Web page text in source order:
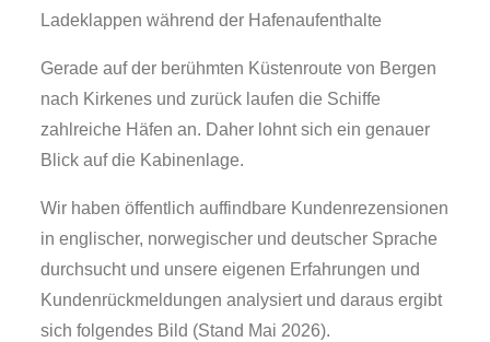
Ladeklappen während der Hafenaufenthalte
Gerade auf der berühmten Küstenroute von Bergen
nach Kirkenes und zurück laufen die Schiffe
zahlreiche Häfen an. Daher lohnt sich ein genauer
Blick auf die Kabinenlage.
Wir haben öffentlich auffindbare Kundenrezensionen
in englischer, norwegischer und deutscher Sprache
durchsucht und unsere eigenen Erfahrungen und
Kundenrückmeldungen analysiert und daraus ergibt
sich folgendes Bild (Stand Mai 2026).